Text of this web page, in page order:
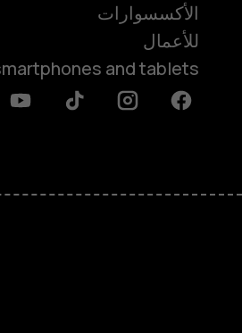
الأكسسوارات
للأعمال
and tablets
Facebook
Instagram
Tiktok